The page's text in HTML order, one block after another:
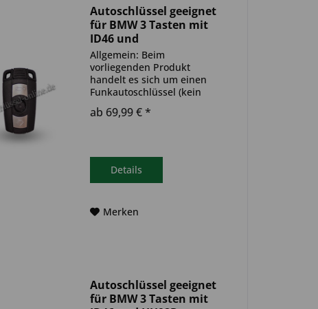
Autoschlüssel geeignet
für BMW 3 Tasten mit
ID46 und
HU92R(Aftermarket
Produkt
Allgemein: Beim
vorliegenden Produkt
handelt es sich um einen
Funkautoschlüssel (kein
Original). Es ist eine
Wegfahrsperre
verbaut. Bitte achte darauf,
dass der Autoschlüssel
ab 69,99 € *
Details
Merken
Autoschlüssel geeignet
für BMW 3 Tasten mit